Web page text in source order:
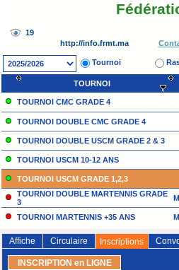
http://info.frmt.ma
TOURNOI
TOURNOI CMC GRADE 4
TOURNOI DOUBLE CMC GRADE 4
TOURNOI DOUBLE USCM GRADE 2 & 3
TOURNOI USCM 10-12 ANS
TOURNOI USCM GRADE 1,2,3
TOURNOI DOUBLE MARTENNIS GRADE
3
TOURNOI MARTENNIS +35 ANS
TOURNOI MARTENNIS GRADE 3
TOURNOI ASB GRADE 4
Tournoi
Affiche Circulaire Inscriptions
INSCRIPTION en LIGNE